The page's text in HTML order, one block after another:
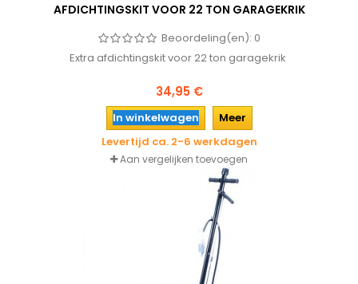
AFDICHTINGSKIT VOOR 22 TON GARAGEKRIK
Beoordeling(en): 0
Extra afdichtingskit voor 22 ton garagekrik
34,95 €
In winkelwagen
Meer
Levertijd ca. 2-6 werkdagen
Aan vergelijken toevoegen